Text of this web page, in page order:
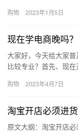
淘宝逛…
购物 2023年1月5日
现在学电商晚吗
大家好，今天给大家
比较专业？首先、现
合适的…
购物 2023年4月7日
淘宝开店必须进
原文大纲：淘宝开店